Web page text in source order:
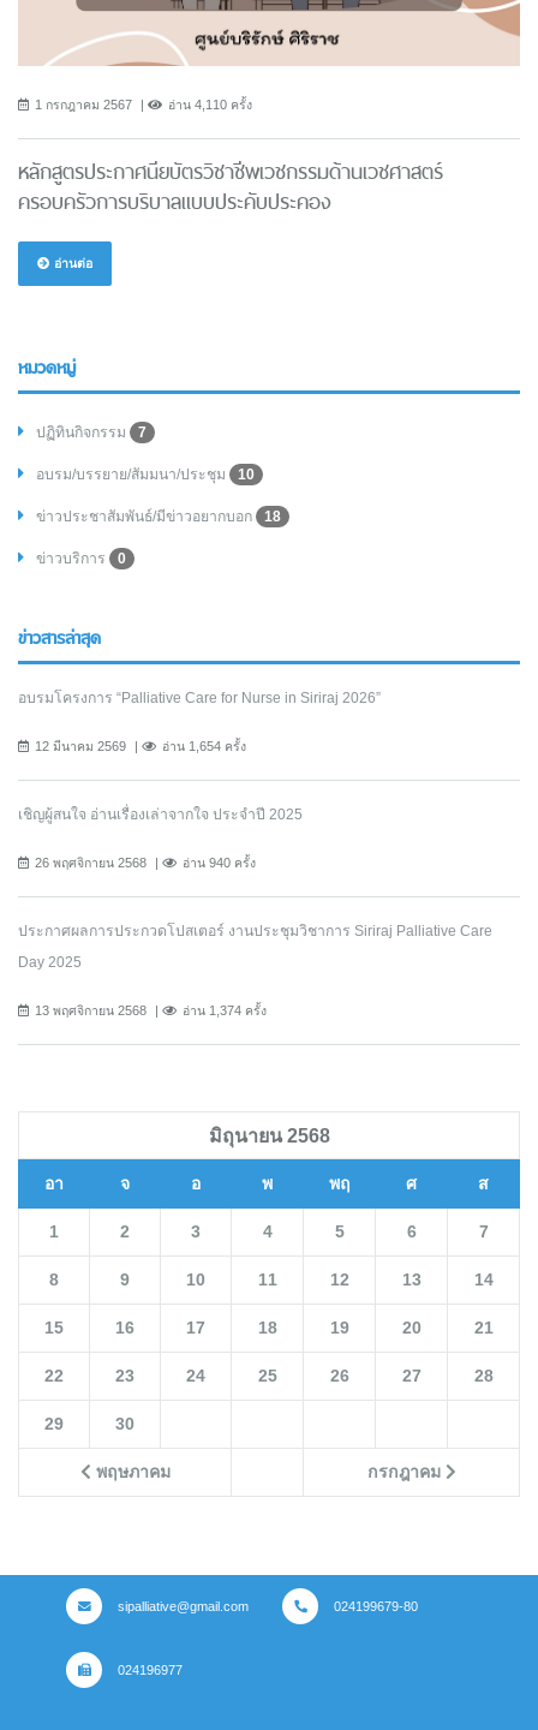
1 กรกฎาคม 2567 อ่าน 4,110 ครั้ง
หลักสูตรประกาศนียบัตรวิชาชีพเวชกรรมด้านเวชศาสตร์
ครอบครัวการบริบาลแบบประคับประคอง
อ่านต่อ
หมวดหมู่
ปฏิทินกิจกรรม 7
อบรม/บรรยาย/สัมมนา/ประชุม 10
ข่าวประชาสัมพันธ์/มีข่าวอยากบอก 18
ข่าวบริการ 0
ข่าวสารล่าสุด
อบรมโครงการ “Palliative Care for Nurse in Siriraj 2026”
12 มีนาคม 2569 อ่าน 1,654 ครั้ง
เชิญผู้สนใจ อ่านเรื่องเล่าจากใจ ประจำปี 2025
26 พฤศจิกายน 2568 อ่าน 940 ครั้ง
ประกาศผลการประกวดโปสเตอร์ งานประชุมวิชาการ Siriraj Palliative Care
Day 2025
13 พฤศจิกายน 2568 อ่าน 1,374 ครั้ง
มิถุนายน 2568
อา จ อ พ พฤ ศ ส
พฤษภาคม กรกฎาคม
1 2 3 4 5 6 7
8 9 10 11 12 13 14
15 16 17 18 19 20 21
22 23 24 25 26 27 28
29 30
sipalliative@gmail.com 024199679-80
024196977